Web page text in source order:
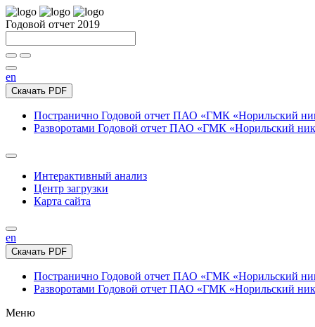
Годовой отчет 2019
en
Скачать PDF
Постранично Годовой отчет ПАО «ГМК «Норильский
Разворотами Годовой отчет ПАО «ГМК «Норильский
Интерактивный анализ
Центр загрузки
Карта сайта
en
Скачать PDF
Постранично Годовой отчет ПАО «ГМК «Норильский
Разворотами Годовой отчет ПАО «ГМК «Норильский
Меню